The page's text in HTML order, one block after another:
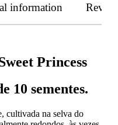
information
Princess
10 sementes.
cultivada na selva do